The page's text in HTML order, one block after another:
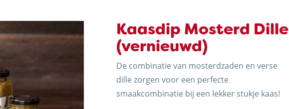
Kaasdip Mosterd Dille
(vernieuwd)
De combinatie van mosterdzaden en verse
dille zorgen voor een perfecte
smaakcombinatie bij een lekker stukje kaas!